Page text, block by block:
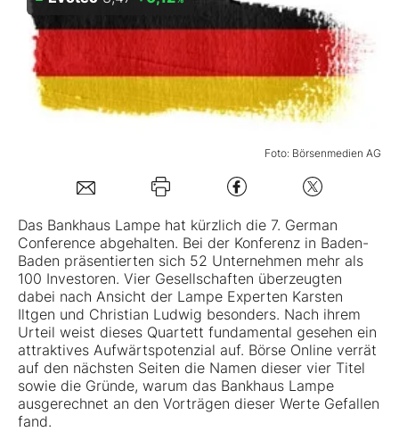
Mein B:O
Folgen Sie uns
Kontakt
Foto: Börsenmedien AG
Das Bankhaus Lampe hat kürzlich die 7. German
Conference abgehalten. Bei der Konferenz in Baden-
Baden präsentierten sich 52 Unternehmen mehr als
100 Investoren. Vier Gesellschaften überzeugten
dabei nach Ansicht der Lampe Experten Karsten
Iltgen und Christian Ludwig besonders. Nach ihrem
Urteil weist dieses Quartett fundamental gesehen ein
attraktives Aufwärtspotenzial auf. Börse Online verrät
auf den nächsten Seiten die Namen dieser vier Titel
sowie die Gründe, warum das Bankhaus Lampe
ausgerechnet an den Vorträgen dieser Werte Gefallen
fand.